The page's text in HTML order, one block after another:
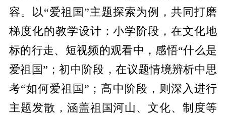
容。以“爱祖国”主题探索为例，共同打磨
梯度化的教学设计：小学阶段，在文化地
标的行走、短视频的观看中，感悟“什么是
爱祖国”；初中阶段，在议题情境辨析中思
考“如何爱祖国”；高中阶段，则深入进行
主题发散，涵盖祖国河山、文化、制度等